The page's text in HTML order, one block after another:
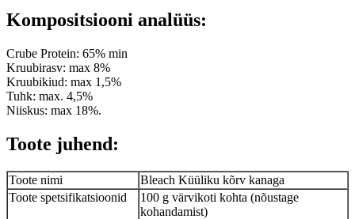
Kompositsiooni analüüs:
Crube Protein: 65% min
Kruubirasv: max 8%
Kruubikiud: max 1,5%
Tuhk: max. 4,5%
Niiskus: max 18%.
Toote juhend:
Toote nimi
Bleach Küüliku kõrv kanaga
Toote spetsifikatsioonid
100 g värvikoti kohta (nõustage
kohandamist)